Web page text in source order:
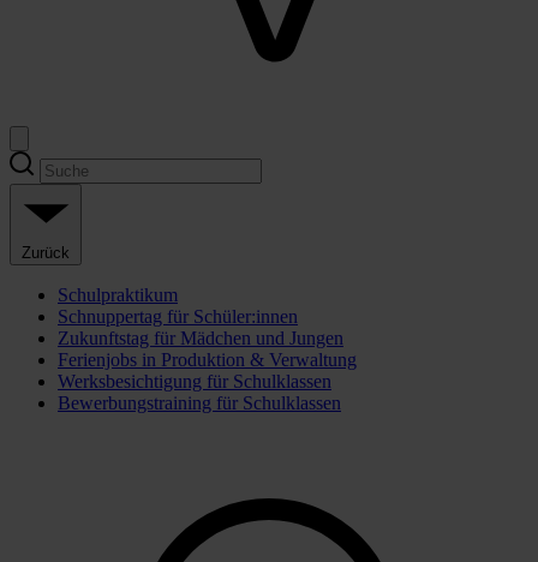
Zurück
Schulpraktikum
Schnuppertag für Schüler:innen
Zukunftstag für Mädchen und Jungen
Ferienjobs in Produktion & Verwaltung
Werksbesichtigung für Schulklassen
Bewerbungstraining für Schulklassen